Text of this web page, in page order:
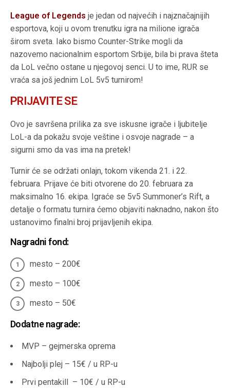
League of Legends je jedan od najvećih i najznačajnijih
esportova, koji u ovom trenutku igra na milione igrača
širom sveta. Iako bismo Counter-Strike mogli da
nazovemo nacionalnim esportom Srbije, bila bi prava šteta
da LoL večno ostane u njegovoj senci. U to ime, RUR se
vraća sa još jednim LoL 5v5 turnirom!
PRIJAVITE SE
Ovo je savršena prilika za sve iskusne igrače i ljubitelje
LoL-a da pokažu svoje veštine i osvoje nagrade – a
sigurni smo da vas ima na pretek!
Turnir će se održati onlajn, tokom vikenda 21. i 22.
februara. Prijave će biti otvorene do 20. februara za
maksimalno 16. ekipa. Igraće se 5v5 Summoner’s Rift, a
detalje o formatu turnira ćemo objaviti naknadno, nakon što
ustanovimo finalni broj prijavljenih ekipa.
Nagradni fond:
mesto – 200€
mesto – 100€
mesto – 50€
Dodatne nagrade:
MVP – gejmerska oprema
Najbolji plej – 15€ / u RP-u
Prvi pentakill – 10€ / u RP-u